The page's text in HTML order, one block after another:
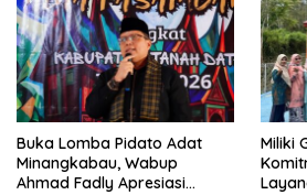
Fakta Integritas Berdasarkan
Visi dan Misi
Buka Lomba Pidato Adat
Minangkabau, Wabup
Ahmad Fadly Apresiasi
Miliki